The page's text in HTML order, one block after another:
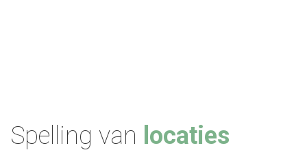
Spelling van locaties